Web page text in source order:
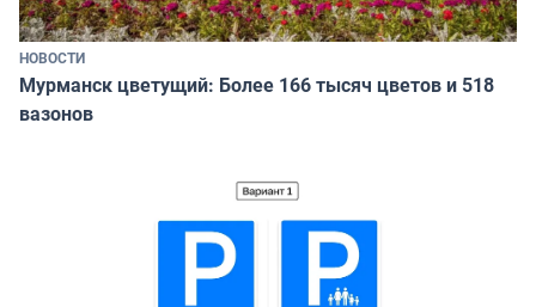
НОВОСТИ
Мурманск цветущий: Более 166 тысяч цветов и 518
вазонов